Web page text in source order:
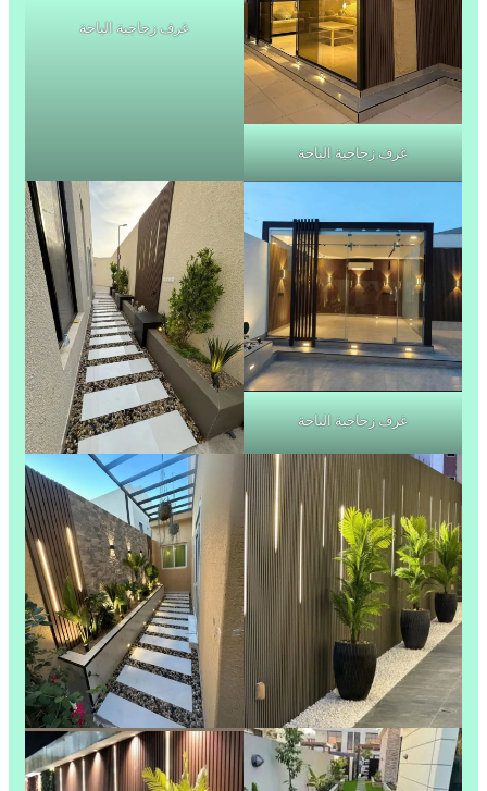
غرف زجاجية الباحة
غرف زجاجية الباحة
غرف زجاجية الباحة